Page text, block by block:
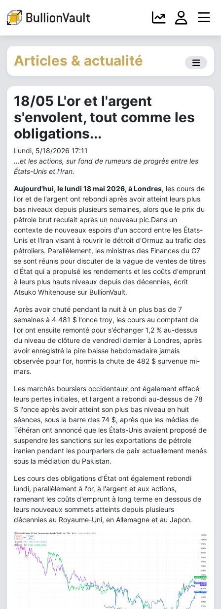
Articles & actualité
18/05 L'or et l'argent
s'envolent, tout comme les
obligations...
Lundi, 5/18/2026 17:11
...et les actions, sur fond de rumeurs de progrès entre les
États-Unis et l'Iran.
Aujourd'hui, le lundi 18 mai 2026, à Londres, les cours de
l'or et de l'argent ont rebondi après avoir atteint leurs plus
bas niveaux depuis plusieurs semaines, alors que le prix du
pétrole brut reculait après un nouveau pic.Dans un
contexte de nouveaux espoirs d'un accord entre les États-
Unis et l'Iran visant à rouvrir le détroit d'Ormuz au trafic des
pétroliers. Parallèlement, les ministres des Finances du G7
se sont réunis pour discuter de la vague de ventes de titres
d'État qui a propulsé les rendements et les coûts d'emprunt
à leurs plus hauts niveaux depuis des décennies, écrit
Atsuko Whitehouse sur BullionVault.
Après avoir chuté pendant la nuit à un plus bas de 7
semaines à 4 481 $ l'once troy, les cours au comptant de
l'or ont ensuite remonté pour s'échanger 1,2 % au-dessus
du niveau de clôture de vendredi dernier à Londres, après
avoir enregistré la pire baisse hebdomadaire jamais
observée pour l'or, hormis la chute de 482 $ survenue mi-
mars.
Les marchés boursiers occidentaux ont également effacé
leurs pertes initiales, et l'argent a rebondi au-dessus de 78
$ l'once après avoir atteint son plus bas niveau en huit
séances, sous la barre des 74 $, après que les médias de
Téhéran ont annoncé que les États-Unis avaient proposé de
suspendre les sanctions sur les exportations de pétrole
iranien pendant les pourparlers de paix actuellement menés
sous la médiation du Pakistan.
Les cours des obligations d'État ont également rebondi
lundi, parallèlement à l'or, à l'argent et aux actions,
ramenant les coûts d'emprunt à long terme en dessous de
leurs nouveaux sommets atteints depuis plusieurs
décennies au Royaume-Uni, en Allemagne et au Japon.